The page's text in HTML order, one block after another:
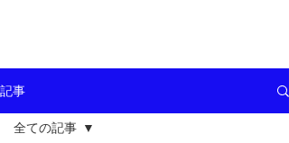
記事
全ての記事